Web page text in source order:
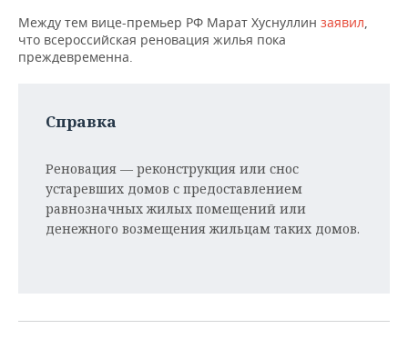
ТЕЛЕКОММУНИКАЦИИ
БИЗНЕС-БРАНЧИ
ONLINE-КОНФЕРЕНЦИИ
ФУТБОЛ
ХОККЕЙ
КИБЕРСПОРТ
ФИГУРНОЕ КАТАНИЕ
НОВОСТИ ОБЩЕСТВА
ВЛАСТЬ
КУЛЬТУРА
МЕДИЦИНА
ФОТОГАЛЕРЕЯ
СЮЖЕТЫ
СПИСОК КОМПАНИЙ
Между тем вице-премьер РФ Марат Хуснуллин заявил,
что всероссийская реновация жилья пока
преждевременна.
Справка
Реновация — реконструкция или снос
устаревших домов с предоставлением
равнозначных жилых помещений или
денежного возмещения жильцам таких домов.